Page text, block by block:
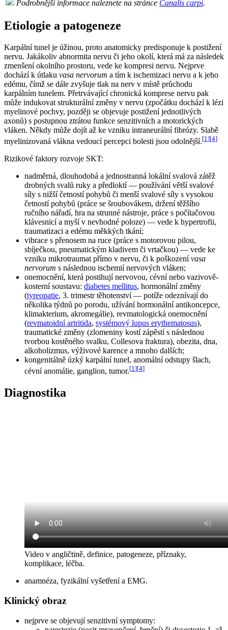
Podrobnější informace naleznete na stránce Canalis carpi.
Etiologie a patogeneze
Karpální tunel je úžinou, proto anatomicky predisponuje k postižení
nervu. Jakákoliv abnormita nervu či jeho okolí, která má za následek
zmenšení okolního prostoru, vede ke kompresi nervu. Nejprve
dochází k útlaku vasa nervorum a tím k ischemizaci nervu a k jeho
edému, čímž se dále zvyšuje tlak na nerv v místě průchodu
karpálním tunelem. Přetrvávající chronická komprese nervu pak
může indukovat strukturální změny v nervu (zpočátku dochází k lézi
myelinové pochvy, později se objevuje postižení jednotlivých
axonů) s postupnou ztrátou funkce senzitivních a motorických
vláken. Někdy může dojít až ke vzniku intraneurální fibrózy. Slabě
myelinizovaná vlákna vedoucí percepci bolesti jsou odolnější.[1 ][4]
Rizikové faktory rozvoje SKT:
nadměrná, dlouhodobá a jednostranná lokální svalová zátěž
drobných svalů ruky a předloktí — používání větší svalové
síly s nižší četností pohybů či menší svalové síly s vysokou
četností pohybů (práce se šroubovákem, držení těžšího
ručního nářadí, hra na strunné nástroje, práce s počítačovou
klávesnicí a myší v nevhodné poloze) — vede k hypertrofii,
traumatizaci a edému měkkých tkání;
vibrace s přenosem na ruce (práce s motorovou pilou,
sbíječkou, pneumatickým kladivem či vrtačkou) — vede ke
vzniku mikrotraumat přímo v nervu, či k poškozenívasa
nervorum s následnou ischemií nervových vláken;
onemocnění, která postihují nervovou, cévní nebo vazivově-
kosterní soustavu: diabetes mellitus, hormonální změny
(tyreopatie, 3. trimestr těhotenství — potíže odeznívají do
několika týdnů po porodu, užívání hormonální antikoncepce,
klimakterium, akromegálie), revmatologická onemocnění
(revmatoidní artritida, systémový lupus erythematosus),
traumatické změny (zlomeniny kostí zápěstí s následnou
tvorbou kostěného svalku, Collesova fraktura), obezita, dna,
alkoholizmus, výživové karence a mnoho dalších;
kongenitálně úzký karpální tunel, anomální odstupy šlach,
cévní anomálie, ganglion, tumor.[1][4]
Diagnostika
Video v angličtině, definice, patogeneze, příznaky,
komplikace, léčba.
anamnéza, fyzikální vyšetření a EMG.
Klinický obraz
nejprve se objevují senzitivní symptomy: